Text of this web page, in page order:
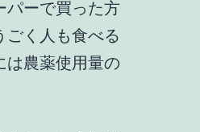
パーで買った方
ごく人も食べる
は農薬使用量の